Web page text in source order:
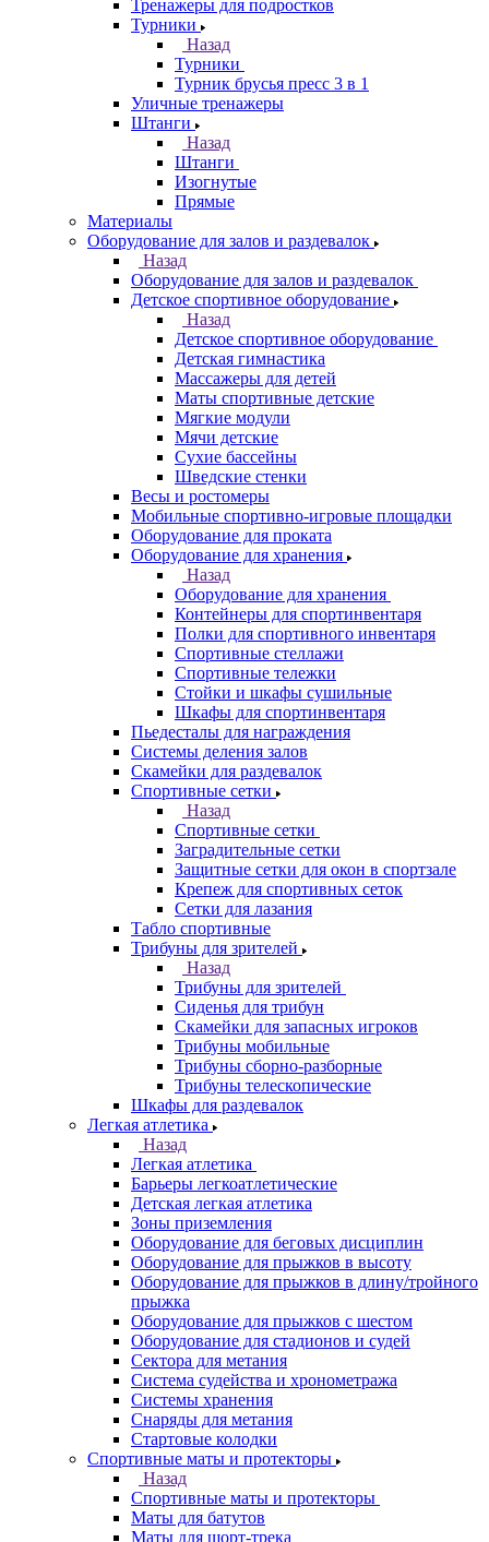
Тренажеры для подростков
Турники
Назад
Турники
Турник брусья пресс 3 в 1
Уличные тренажеры
Штанги
Назад
Штанги
Изогнутые
Прямые
Материалы
Оборудование для залов и раздевалок
Назад
Оборудование для залов и раздевалок
Детское спортивное оборудование
Назад
Детское спортивное оборудование
Детская гимнастика
Массажеры для детей
Маты спортивные детские
Мягкие модули
Мячи детские
Сухие бассейны
Шведские стенки
Весы и ростомеры
Мобильные спортивно-игровые площадки
Оборудование для проката
Оборудование для хранения
Назад
Оборудование для хранения
Контейнеры для спортинвентаря
Полки для спортивного инвентаря
Спортивные стеллажи
Спортивные тележки
Стойки и шкафы сушильные
Шкафы для спортинвентаря
Пьедесталы для награждения
Системы деления залов
Скамейки для раздевалок
Спортивные сетки
Назад
Спортивные сетки
Заградительные сетки
Защитные сетки для окон в спортзале
Крепеж для спортивных сеток
Сетки для лазания
Табло спортивные
Трибуны для зрителей
Назад
Трибуны для зрителей
Сиденья для трибун
Скамейки для запасных игроков
Трибуны мобильные
Трибуны сборно-разборные
Трибуны телескопические
Шкафы для раздевалок
Легкая атлетика
Назад
Легкая атлетика
Барьеры легкоатлетические
Детская легкая атлетика
Зоны приземления
Оборудование для беговых дисциплин
Оборудование для прыжков в высоту
Оборудование для прыжков в длину/тройного
прыжка
Оборудование для прыжков с шестом
Оборудование для стадионов и судей
Сектора для метания
Система судейства и хронометража
Системы хранения
Снаряды для метания
Стартовые колодки
Спортивные маты и протекторы
Назад
Спортивные маты и протекторы
Маты для батутов
Маты для шорт-трека